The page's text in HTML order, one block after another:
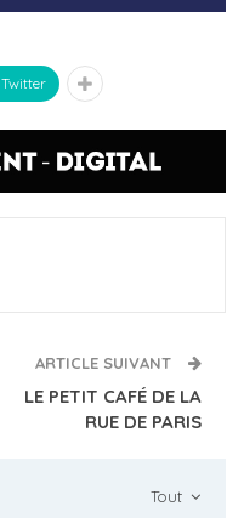
Twitter
ARTICLE SUIVANT
LE PETIT CAFÉ DE LA
RUE DE PARIS
Tout